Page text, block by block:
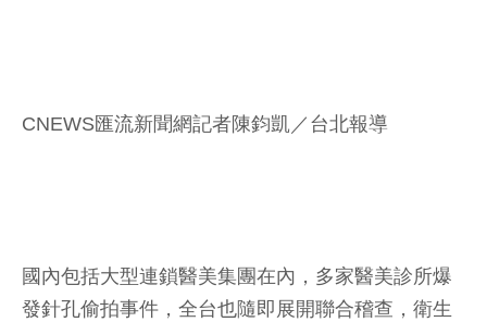
CNEWS匯流新聞網記者陳鈞凱／台北報導
國內包括大型連鎖醫美集團在內，多家醫美診所爆
發針孔偷拍事件，全台也隨即展開聯合稽查，衛生